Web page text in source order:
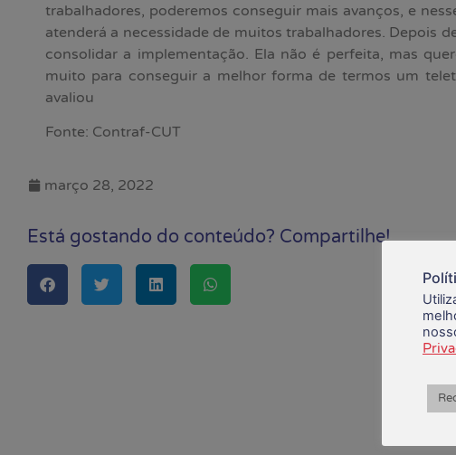
trabalhadores, poderemos conseguir mais avanços, e
atenderá a necessidade de muitos trabalhadores. Depois
consolidar a implementação. Ela não é perfeita, mas
muito para conseguir a melhor forma de termos um
avaliou
Fonte: Contraf-CUT
março 28, 2022
Está gostando do conteúdo? Compartilhe!